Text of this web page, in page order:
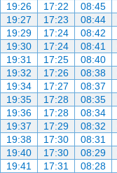
08:45
17:22
19:26
08:44
17:23
19:27
08:42
17:24
19:29
08:41
17:24
19:30
08:40
17:25
19:31
08:38
17:26
19:32
08:37
17:27
19:34
08:35
17:28
19:35
08:34
17:28
19:36
08:32
17:29
19:37
08:31
17:30
19:38
08:29
17:30
19:40
08:28
17:31
19:41